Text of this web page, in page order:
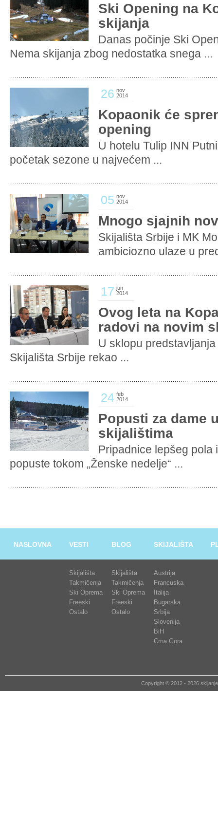
Ski Opening na
skijanja
Danas počinje Ski
Nema skijanja zbog nedostatka snega ...
26 nov
2014
Kopaonik će
opening
U hotelu Tulip INN
početak sezone u najvećem ...
05 nov
2014
Mnogo sjajnih
Skijališta Srbije i MK
ambiciozno ulaze u
17 jun
2014
Ovog leta na
radovi na novim
U sklopu
Skijališta Srbije rekao ...
24 feb
2014
Popusti za dame
skijalištima
Pripadnice lepšeg pola
popuste tokom „Ženske nedelje“ ...
NASLOVNA VESTI
Skijališta
Takmičenja
Ski Oprema
Freeski
Ostalo
BLOG
Skijališta
Takmičenja
Ski Oprema
Freeski
Ostalo
SKIJALIŠTA
Austrija
Francuska
Italija
Bugarska
Srbija
Slovenija
BiH
Crna Gora
Copyright © 2012 - 2026